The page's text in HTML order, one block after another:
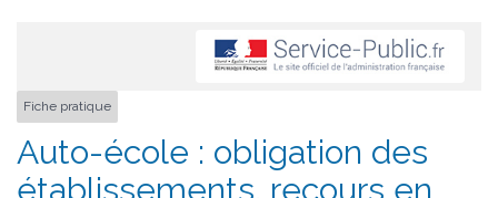
Fiche pratique
Auto-école : obligation des
établissements, recours en